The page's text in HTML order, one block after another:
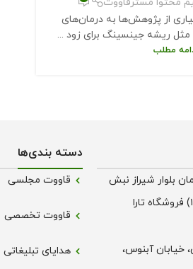
از پژوهش‌ها به درمان‌های
مثل ریشه جینسینگ برای زود ...
مطلب
بلوار شیراز نبش
خیابان آبنوس،
دسته بندی‌ها
قاووت مجلسی
قاووت تخصصی
هدایای تبلیغاتی